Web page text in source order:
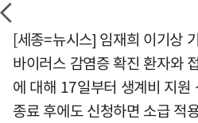
[세종=뉴시스] 임재희 이기상
바이러스 감염증 확진 환자와
에 대해 17일부터 생계비 지원
종료 후에도 신청하면 소급 적